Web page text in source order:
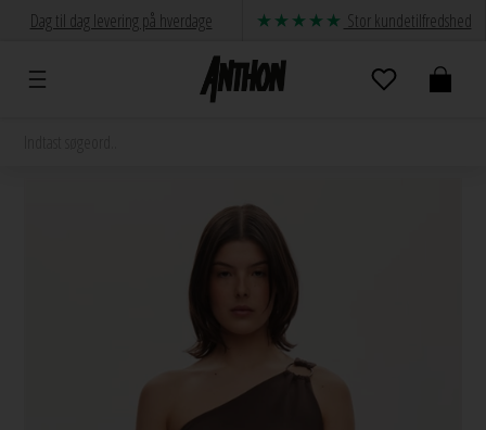
Dag til dag levering på hverdage Stor kundetilfredshed